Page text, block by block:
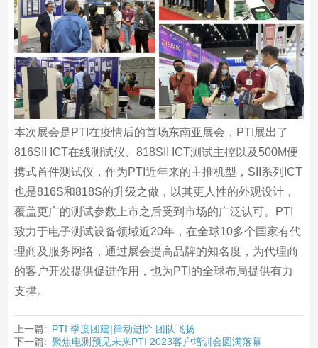
本次展会是PTI在疫情后的首场东南亚展会，PTI展出了
816SII ICT在线测试仪、818SII ICT测试主控以及500M便
携式首件测试仪，作为PTI近年来的主推机型，SII系列ICT
也是816S和818S的升级之做，以其更人性的外观设计，
覆盖更广的测试参数上市之后受到市场的广泛认可。PTI
致力于电子测试设备领域近20年，在全球10多个国家有代
理商及服务网络，通过展会提高品牌的知名度，为代理商
的客户开发提供促进作用，也为PTI的全球布局提供有力
支撑。
上一篇: PTI 季度团建|律动进阶 团队飞扬
下一篇: 聚焦电测预见未来PTI 2023客户培训会圆满落幕